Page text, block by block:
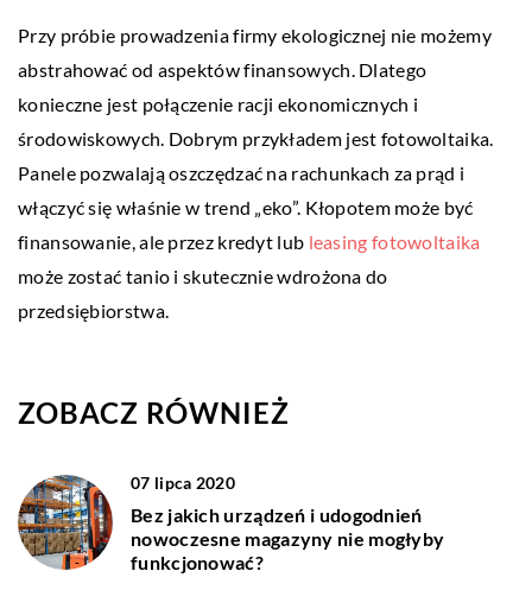
Przy próbie prowadzenia firmy ekologicznej nie możemy
abstrahować od aspektów finansowych. Dlatego
konieczne jest połączenie racji ekonomicznych i
środowiskowych. Dobrym przykładem jest fotowoltaika.
Panele pozwalają oszczędzać na rachunkach za prąd i
włączyć się właśnie w trend „eko”. Kłopotem może być
finansowanie, ale przez kredyt lub leasing fotowoltaika
może zostać tanio i skutecznie wdrożona do
przedsiębiorstwa.
ZOBACZ RÓWNIEŻ
07 lipca 2020
Bez jakich urządzeń i udogodnień
nowoczesne magazyny nie mogłyby
funkcjonować?